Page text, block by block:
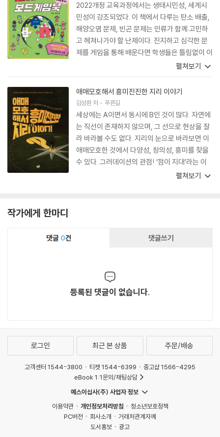
2022개정 교육과정에서는 생태시민성, 세계시
민성이 강조되었다. 이 책에서 다루는 탄소 배출,
해양오염 문제, 빈곤 문제는 인류가 함께 고민하
고 헤쳐나가야 할 난제이다. 진지하고 심각한 문
제를 게임을 통해 배운다면 학생들은 틀림없이 이
문제들을 내면화하고 문제 해결을 위한 실천 방안
구에서 함께 살아가는 모든 세계시민들에게 추천
한다.
펼쳐보기
애매모호해서 흥미진진한 지리 이야기
김성환저 푸른길
세상에는 A이면서 동시에 B인 것이 많다. 자연에
는 직선이 존재하지 않으며, 그 선으로 현상을 잘
라 바라볼 수도 없다. 지리의 눈으로 바라보면 이
애매모호한 것에서 다양성, 창의성, 흥미를 찾을
수 있다. 그러데이션의 관점! ‘점이 지대’라는 이
름을 붙여 주고, 조명하는 것이 바로 지리의 매력
펼쳐보기
작가에게 한마디
댓글 0건 댓글쓰기
등록된 댓글이 없습니다.
로그인 최근 본 상품 주문/배송
고객센터 1544-3800 티켓 1544-6399
중고샵 1566-4295
eBook 1:1문의/채팅상담
예스이십사(주) 사업자 정보
이용약관
개인정보처리방침
청소년보호정책
PC버전
회사소개
거래처관계자께
도서홍보
광고